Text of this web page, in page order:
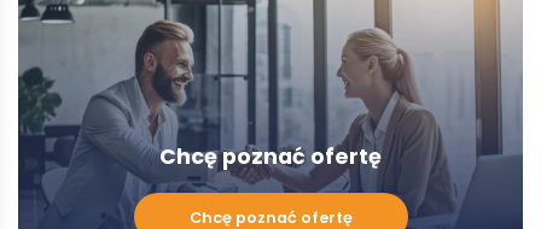
Chcę poznać ofertę
Chcę
Chcę poznać ofertę